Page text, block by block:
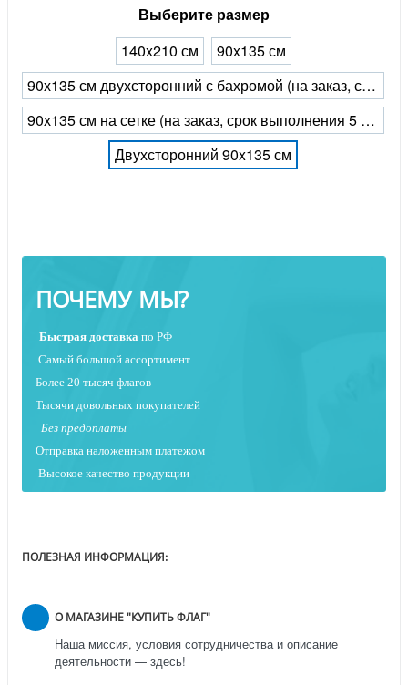
Выберите размер
140x210 см
90x135 см
90х135 см двухсторонний с бахромой (на заказ, срок выполнения 5 рабочих дней)
90х135 см на сетке (на заказ, срок выполнения 5 рабочих дней)
Двухсторонний 90x135 см
ПОЧЕМУ МЫ?
Быстрая доставка по РФ
Самый большой ассортимент
Более 20 тысяч флагов
Тысячи довольных покупателей
Без предоплаты
Отправка наложенным платежом
Высокое качество продукции
ПОЛЕЗНАЯ ИНФОРМАЦИЯ:
О МАГАЗИНЕ "КУПИТЬ ФЛАГ"
Наша миссия, условия сотрудничества и описание
деятельности — здесь!